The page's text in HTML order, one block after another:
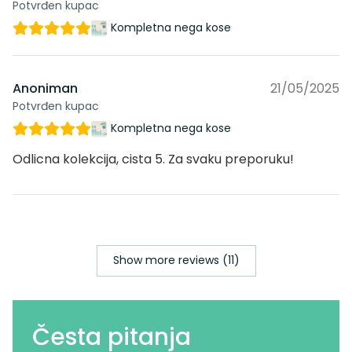
Potvrđen kupac
Kompletna nega kose
Anoniman
Potvrđen kupac
21/05/2025
Kompletna nega kose
Odlicna kolekcija, cista 5. Za svaku preporuku!
Show more reviews (11)
Česta pitanja